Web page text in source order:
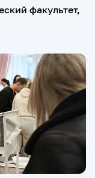
факультет,